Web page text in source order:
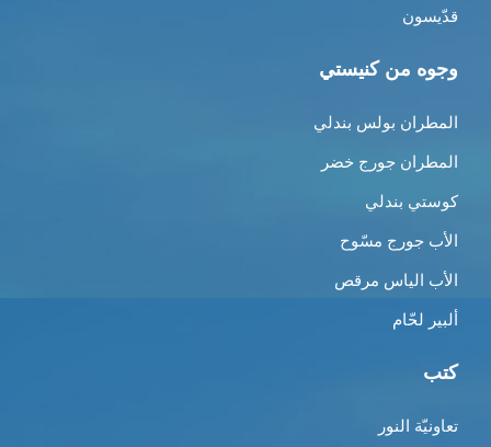
قدّيسون
وجوه من كنيستي
المطران بولس بندلي
المطران جورج خضر
كوستي بندلي
الأب جورج مسّوح
الأب الياس مرقص
ألبير لحّام
كتب
تعاونيّة النور